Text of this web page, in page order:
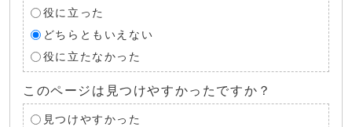
役に立った
どちらともいえない
役に立たなかった
このページは見つけやすかったですか？
見つけやすかった